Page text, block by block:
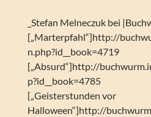
_Stefan Melneczuk bei
[„Marterpfahl“]http://
n.php?id__book=4719
[„Absurd“]http://
p?id__book=4785
[„Geisterstunden vor
Halloween“]http://